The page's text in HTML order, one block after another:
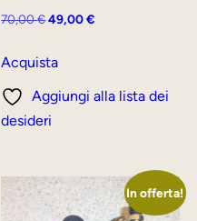
70,00€Il
originale
70,00 €.
49,00€
49,00 €.
Acquista
Aggiungi alla lista dei
desideri
In offerta!